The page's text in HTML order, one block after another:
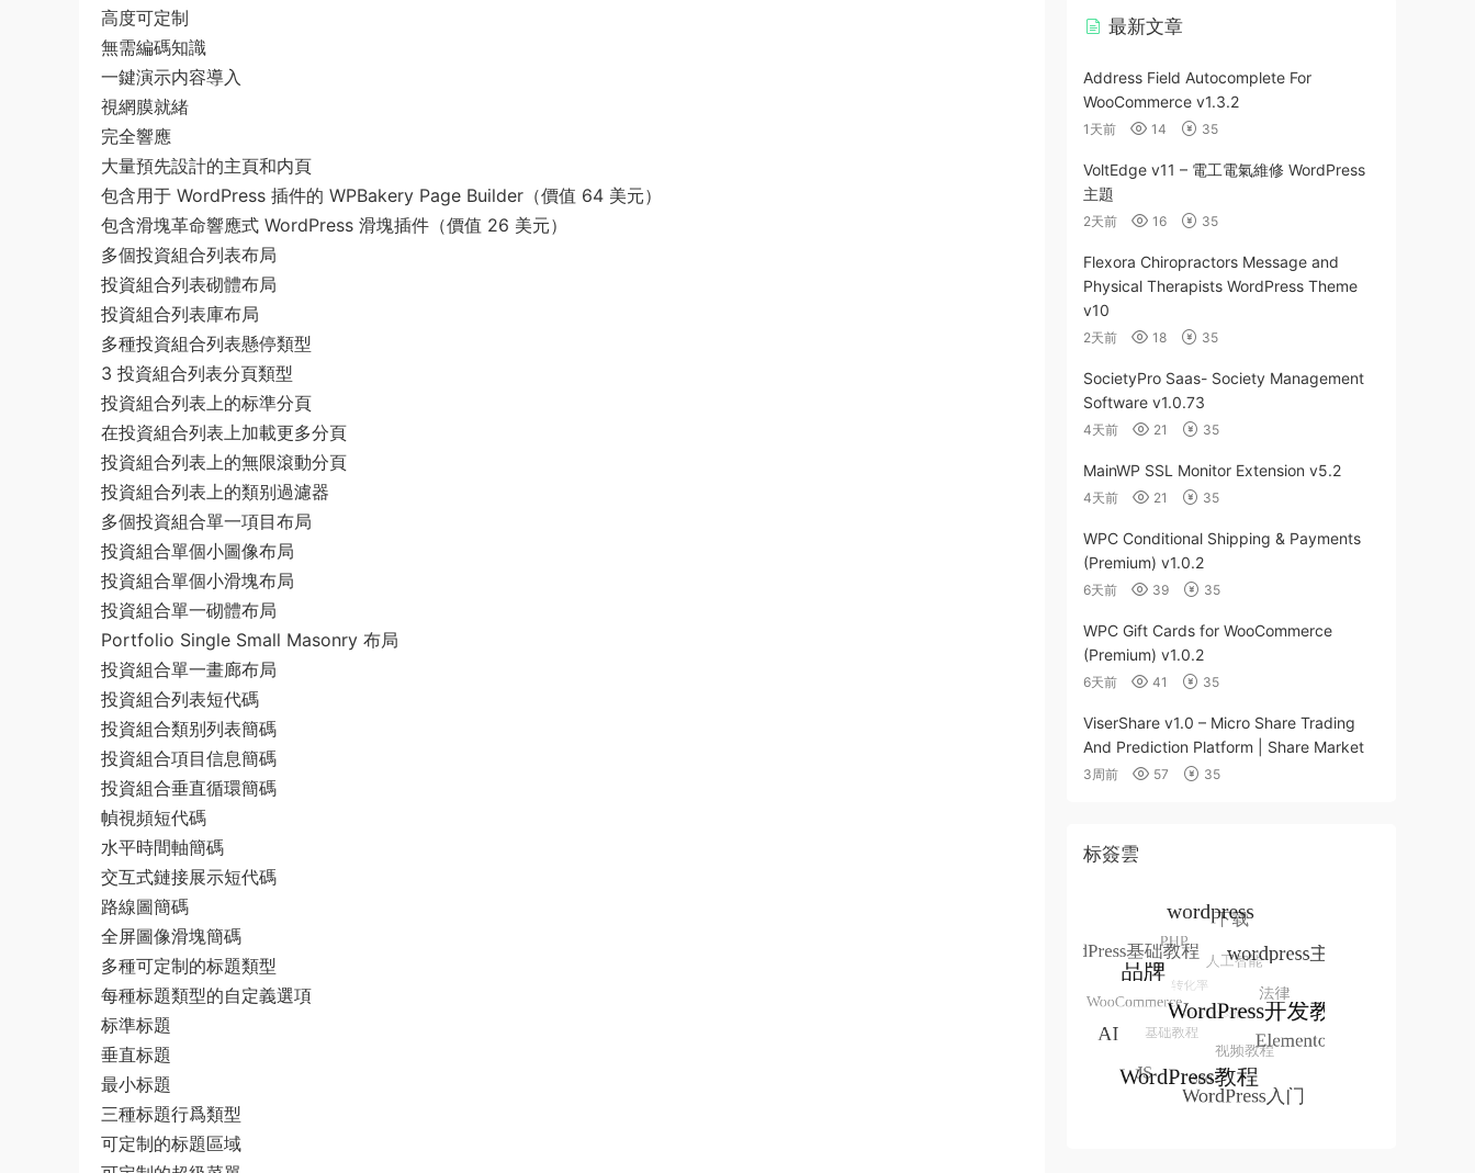
高度可定制
無需編碼知識
一鍵演示内容導入
視網膜就緒
完全響應
大量預先設計的主頁和内頁
包含用于 WordPress 插件的 WPBakery Page Builder（價值 64 美元）
包含滑塊革命響應式 WordPress 滑塊插件（價值 26 美元）
多個投資組合列表布局
投資組合列表砌體布局
投資組合列表庫布局
多種投資組合列表懸停類型
3 投資組合列表分頁類型
投資組合列表上的标準分頁
在投資組合列表上加載更多分頁
投資組合列表上的無限滾動分頁
投資組合列表上的類别過濾器
多個投資組合單一項目布局
投資組合單個小圖像布局
投資組合單個小滑塊布局
投資組合單一砌體布局
Portfolio Single Small Masonry 布局
投資組合單一畫廊布局
投資組合列表短代碼
投資組合類别列表簡碼
投資組合項目信息簡碼
投資組合垂直循環簡碼
幀視頻短代碼
水平時間軸簡碼
交互式鏈接展示短代碼
路線圖簡碼
全屏圖像滑塊簡碼
多種可定制的标題類型
每種标題類型的自定義選項
标準标題
垂直标題
最小标題
三種标題行爲類型
可定制的标題區域
最新文章
Address Field Autocomplete For
WooCommerce v1.3.2
1天前 14 35
VoltEdge v11 – 電工電氣維修 WordPress
主題
2天前 16 35
Flexora Chiropractors Message and
Physical Therapists WordPress Theme
v10
2天前 18 35
SocietyPro Saas- Society Management
Software v1.0.73
4天前 21 35
MainWP SSL Monitor Extension v5.2
4天前 21 35
WPC Conditional Shipping & Payments
(Premium) v1.0.2
6天前 39 35
WPC Gift Cards for WooCommerce
(Premium) v1.0.2
6天前 41 35
ViserShare v1.0 – Micro Share Trading
And Prediction Platform | Share Market
3周前 57 35
标簽雲